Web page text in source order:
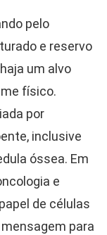
pelo
e reservo
um alvo
físico.
por
inclusive
óssea. Em
e
de células
para